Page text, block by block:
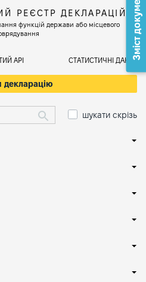
РЕЄСТР ДЕКЛАРАЦІЙ
функцій держави або місцевого
АРІ СТАТИСТИЧНІ ДАНІ
декларацію
шукати скрізь
Зміст документа